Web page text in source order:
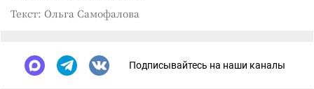
Текст: Ольга Самофалова
Подписывайтесь на наши каналы